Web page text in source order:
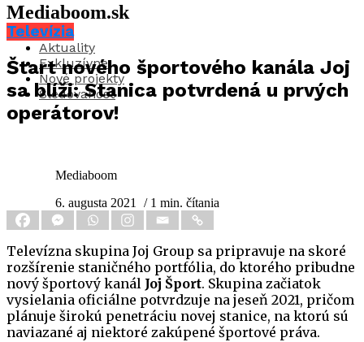
Mediaboom.sk
Aktuality
Exkluzívne
Nové projekty
Sledovanosť
Televízia
Štart nového športového kanála Joj
sa blíži: Stanica potvrdená u prvých
operátorov!
Mediaboom
6. augusta 2021
/ 1 min. čítania
Televízna skupina Joj Group sa pripravuje na skoré
rozšírenie staničného portfólia, do ktorého pribudne
nový športový kanál Joj Šport. Skupina začiatok
vysielania oficiálne potvrdzuje na jeseň 2021, pričom
plánuje širokú penetráciu novej stanice, na ktorú sú
naviazané aj niektoré zakúpené športové práva.